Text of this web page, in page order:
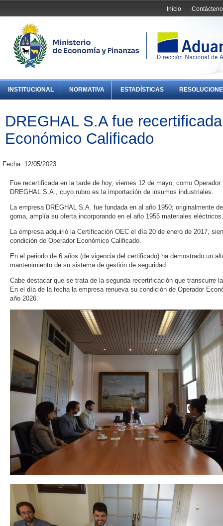
Inicio
INSTITUCIONAL NORMATIVA ESTADÍSTICAS
DREGHAL S.A fue
Económico Calificado
Fecha: 12/05/2023
Fue recertificada en la tarde de hoy, viernes 12 de mayo, como
DREGHAL S.A., cuyo rubro es la importación de insumos industriales.
La empresa DREGHAL S.A. fue fundada en al año 1950; originalmente
goma, amplía su oferta incorporando en el año 1955 materiales eléctricos.
La empresa adquirió la Certificación OEC el día 20 de enero de 2017,
condición de Operador Económico Calificado.
En el periodo de 6 años (de vigencia del certificado) ha demostrado un
mantenimiento de su sistema de gestión de seguridad.
Cabe destacar que se trata de la segunda recertificación que transcurre
En el día de la fecha la empresa renueva su condición de Operador
año 2026.